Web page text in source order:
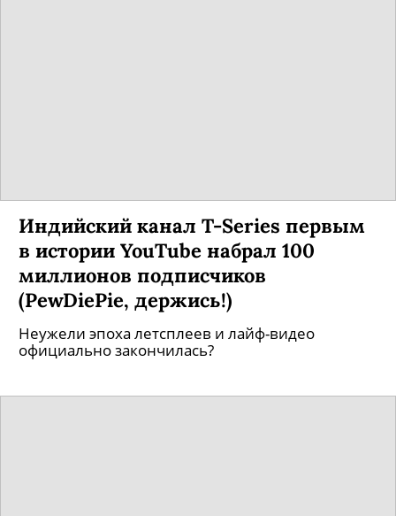
Индийский канал T-Series первым
в истории YouTube набрал 100
миллионов подписчиков
(PewDiePie, держись!)
Неужели эпоха летсплеев и лайф-видео
официально закончилась?